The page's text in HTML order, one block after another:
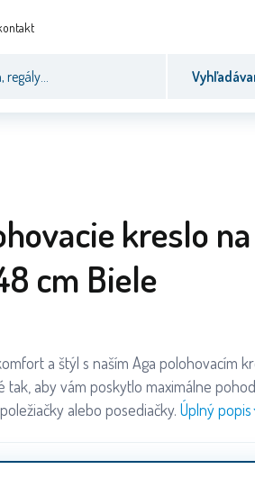
kreslo
cm Biele
a štýl s naším Aga polohovacím
aby vám poskytlo maximálne
alebo posediačky. Úplný popis